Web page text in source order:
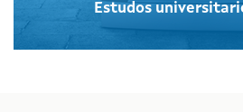
Estudos